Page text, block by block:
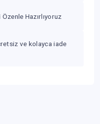
Hazırlıyoruz
ve kolayca iade